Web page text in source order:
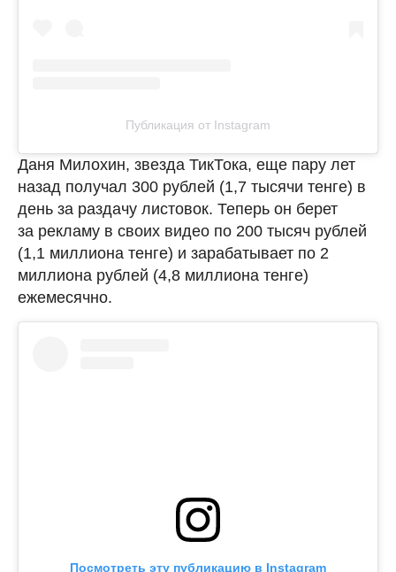
Публикация от Instagram
Даня Милохин, звезда ТикТока, еще пару лет
назад получал 300 рублей (1,7 тысячи тенге) в
день за раздачу листовок. Теперь он берет
за рекламу в своих видео по 200 тысяч рублей
(1,1 миллиона тенге) и зарабатывает по 2
миллиона рублей (4,8 миллиона тенге)
ежемесячно.
Посмотреть эту публикацию в Instagram